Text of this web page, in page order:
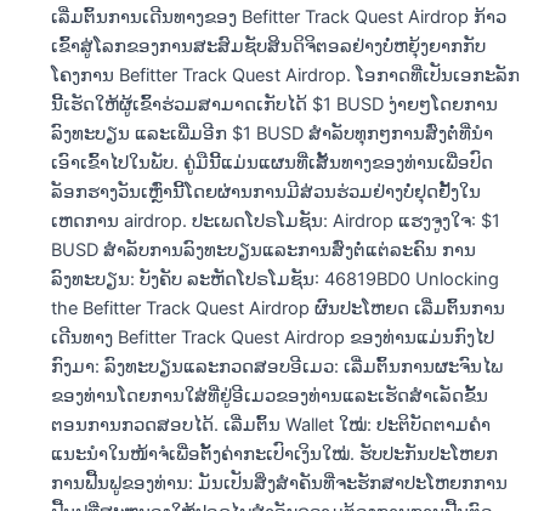
ເລີ່ມຕົ້ນການເດີນທາງຂອງ Befitter Track Quest Airdrop ກ້າວ
ເຂົ້າສູ່ໂລກຂອງການສະສົມຊັບສິນດິຈິຕອລຢ່າງບໍ່ຫຍຸ້ງຍາກກັບ
ໂຄງການ Befitter Track Quest Airdrop. ໂອກາດທີ່ເປັນເອກະລັກ
ນີ້ເຮັດໃຫ້ຜູ້ເຂົ້າຮ່ວມສາມາດເກັບໄດ້ $1 BUSD ງ່າຍໆໂດຍການ
ລົງທະບຽນ ແລະເພີ່ມອີກ $1 BUSD ສໍາລັບທຸກໆການສົ່ງຕໍ່ທີ່ນໍາ
ເອົາເຂົ້າໄປໃນພັບ. ຄູ່ມືນີ້ແມ່ນແຜນທີ່ເສັ້ນທາງຂອງທ່ານເພື່ອປົດ
ລັອກຮາງວັນເຫຼົ່ານີ້ໂດຍຜ່ານການມີສ່ວນຮ່ວມຢ່າງບໍ່ຢຸດຢັ້ງໃນ
ເຫດການ airdrop. ປະເພດໂປຣໂມຊັນ: Airdrop ແຮງຈູງໃຈ: $1
BUSD ສໍາລັບການລົງທະບຽນແລະການສົ່ງຕໍ່ແຕ່ລະຄົນ ການ
ລົງທະບຽນ: ບັງຄັບ ລະຫັດໂປຣໂມຊັນ: 46819BD0 Unlocking
the Befitter Track Quest Airdrop ຜົນປະໂຫຍດ ເລີ່ມຕົ້ນການ
ເດີນທາງ Befitter Track Quest Airdrop ຂອງທ່ານແມ່ນກົງໄປ
ກົງມາ: ລົງ​ທະ​ບຽນ​ແລະ​ກວດ​ສອບ​ອີ​ເມວ​: ເລີ່ມ​ຕົ້ນ​ການ​ຜະ​ຈົນ​ໄພ​
ຂອງ​ທ່ານ​ໂດຍ​ການ​ໃສ່​ທີ່​ຢູ່​ອີ​ເມວ​ຂອງ​ທ່ານ​ແລະ​ເຮັດ​ສໍາ​ເລັດ​ຂັ້ນ​
ຕອນ​ການ​ກວດ​ສອບ​ໄດ້​. ເລີ່ມຕົ້ນ Wallet ໃໝ່: ປະຕິບັດຕາມຄຳ
ແນະນຳໃນໜ້າຈໍເພື່ອຕັ້ງຄ່າກະເປົາເງິນໃໝ່. ຮັບປະກັນປະໂຫຍກ
ການຟື້ນຟູຂອງທ່ານ: ມັນເປັນສິ່ງສໍາຄັນທີ່ຈະຮັກສາປະໂຫຍກການ